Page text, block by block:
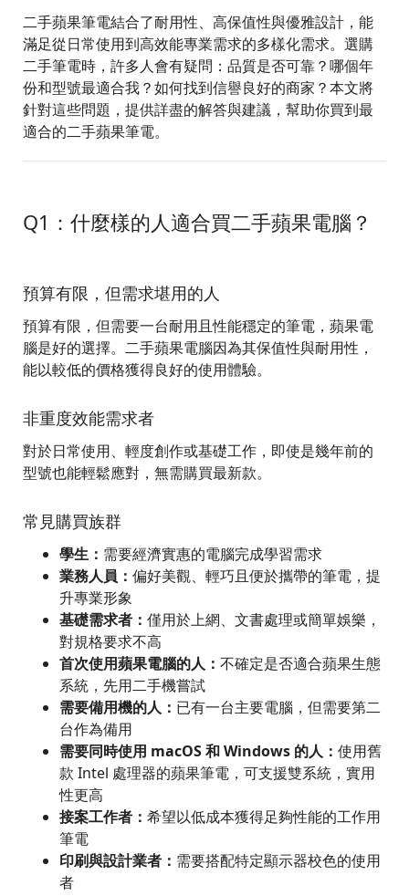
二手蘋果筆電結合了耐用性、高保值性與優雅設計，能
滿足從日常使用到高效能專業需求的多樣化需求。選購
二手筆電時，許多人會有疑問：品質是否可靠？哪個年
份和型號最適合我？如何找到信譽良好的商家？本文將
針對這些問題，提供詳盡的解答與建議，幫助你買到最
適合的二手蘋果筆電。
Q1：什麼樣的人適合買二手蘋果電腦？
預算有限，但需求堪用的人
預算有限，但需要一台耐用且性能穩定的筆電，蘋果電
腦是好的選擇。二手蘋果電腦因為其保值性與耐用性，
能以較低的價格獲得良好的使用體驗。
非重度效能需求者
對於日常使用、輕度創作或基礎工作，即使是幾年前的
型號也能輕鬆應對，無需購買最新款。
常見購買族群
學生： 需要經濟實惠的電腦完成學習需求
業務人員： 偏好美觀、輕巧且便於攜帶的筆電，提
升專業形象
基礎需求者： 僅用於上網、文書處理或簡單娛樂，
對規格要求不高
首次使用蘋果電腦的人： 不確定是否適合蘋果生態
系統，先用二手機嘗試
需要備用機的人： 已有一台主要電腦，但需要第二
台作為備用
需要同時使用 macOS 和 Windows 的人： 使用舊
款 Intel 處理器的蘋果筆電，可支援雙系統，實用
性更高
接案工作者： 希望以低成本獲得足夠性能的工作用
筆電
印刷與設計業者： 需要搭配特定顯示器校色的使用
者